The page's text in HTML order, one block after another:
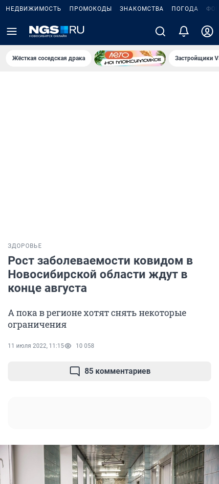
НЕДВИЖИМОСТЬ ПРОМОКОДЫ ЗНАКОМСТВА ПОГОДА
Жёсткая соседская драка Застройщики
ЗДОРОВЬЕ
Рост заболеваемости ковидом в
Новосибирской области ждут в
конце августа
А пока в регионе хотят снять некоторые
ограничения
11 июля 2022, 11:15 10 058
85 комментариев